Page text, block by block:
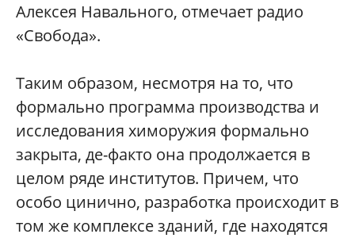
Алексея Навального, отмечает радио
«Свобода».
Таким образом, несмотря на то, что
формально программа производства и
исследования химоружия формально
закрыта, де-факто она продолжается в
целом ряде институтов. Причем, что
особо цинично, разработка происходит в
том же комплексе зданий, где находятся